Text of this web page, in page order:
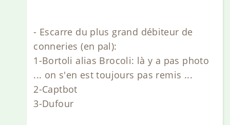
- Escarre du plus grand débiteur de
conneries (en pal):
1-Bortoli alias Brocoli: là y a pas photo
... on s'en est toujours pas remis ...
2-Captbot
3-Dufour